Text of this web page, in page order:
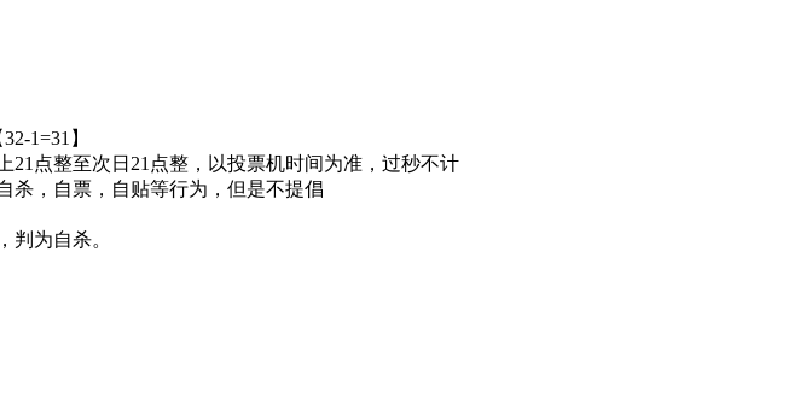
1=31】
点整至次日21点整，以投票机时间为准，过秒不计
，自票，自贴等行为，但是不提倡
为自杀。